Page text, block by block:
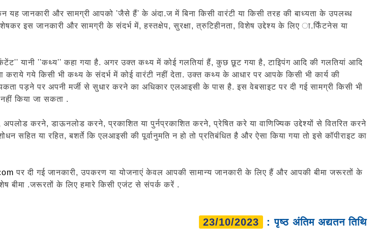
यह जानकारी और सामग्री आपको 'जैसे हैं' के अंदा.ज में बिना किसी वारंटी या किसी तरह की बाध्यता के उपलब्ध
इस जानकारी और सामग्री के संदर्भ में, हस्तक्षेप, सुरक्षा, त्रुटिहीनता, विशेष उद्देश्य के लिए ा.र्फिंटनेस या
यानी ''कथ्य'' कहा गया है. अगर उक्त कथ्य में कोई गलतियां हैं, कुछ छूट गया है, टाइिपंग आदि की गलतियां आदि
गये किसी भी कथ्य के संदर्भ में कोई वारंटी नहीं देता. उक्त कथ्य के आधार पर आपके किसी भी कार्य की
पड़ने पर अपनी मर्जी से सुधार करने का अधिकार एलआइसी के पास है. इस वेबसाइट पर दी गई सामग्री किसी भी
किया जा सकता .
करने, डाऊनलोड करने, प्रकाशित या पुर्नप्रकाशित करने, प्रेषित करे या वाणिज्यिक उद्देश्यों से वितरित करने
सहित या रहित, बशर्ते कि एलआइसी की पूर्वानुमति न हो तो प्रतिबंधित है और ऐसा किया गया तो इसे कॉपीराइट का
पर दी गई जानकारी, उपकरण या योजनाएं केवल आपकी सामान्य जानकारी के लिए हैं और आपकी बीमा जरूरतों के
बीमा .जरूरतों के लिए हमारे किसी एजंट से संपर्क करें .
23/10/2023 : पृष्ठ अंतिम अद्यतन तिथि